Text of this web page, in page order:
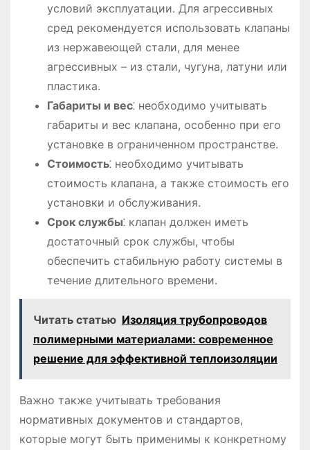
условий эксплуатации. Для агрессивных
сред рекомендуется использовать клапаны
из нержавеющей стали, для менее
агрессивных – из стали, чугуна, латуни или
пластика.
Габариты и вес⁚ необходимо учитывать
габариты и вес клапана, особенно при его
установке в ограниченном пространстве.
Стоимость⁚ необходимо учитывать
стоимость клапана, а также стоимость его
установки и обслуживания.
Срок службы⁚ клапан должен иметь
достаточный срок службы, чтобы
обеспечить стабильную работу системы в
течение длительного времени.
Читать статью Изоляция трубопроводов
полимерными материалами: современное
решение для эффективной теплоизоляции
Важно также учитывать требования
нормативных документов и стандартов,
которые могут быть применимы к конкретному